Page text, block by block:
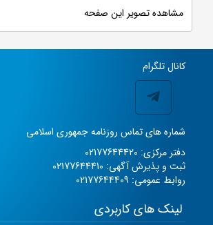
مشاهده تصویر این صفحه
کانال تلگرام
شماره های تماس روزنامه جمهوری اسلامی
دفتر مرکزی: 02177644420
ثبت و پذیرش آگهی: 02177644410
روابط عمومی: 02177644409
لینک های کاربردی